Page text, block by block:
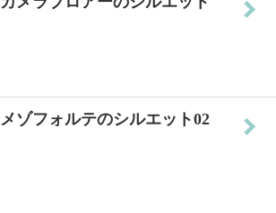
メゾフォルテのシルエット02